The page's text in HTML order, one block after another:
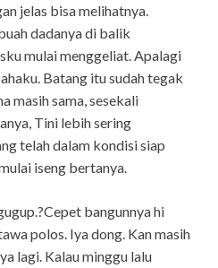
jelas bisa melihatnya.
dadanya di balik
mulai menggeliat. Apalagi
Batang itu sudah tegak
masih sama, sesekali
Tini lebih sering
telah dalam kondisi siap
iseng bertanya.
bangunnya hi
polos. Iya dong. Kan masih
lagi. Kalau minggu lalu